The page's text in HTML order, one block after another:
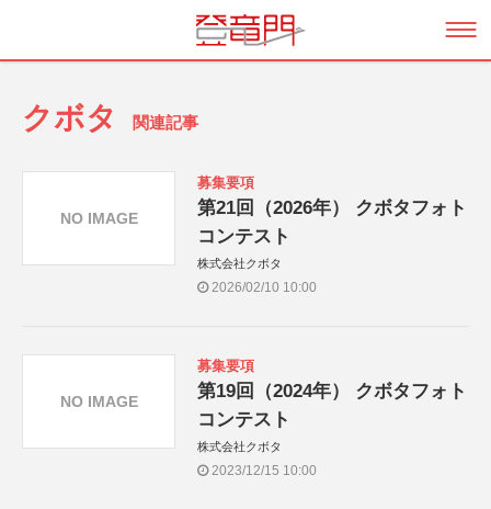
クボタ 関連記事
募集要項
第21回（2026年） クボタフォト
コンテスト
株式会社クボタ
2026/02/10 10:00
NO IMAGE
募集要項
第19回（2024年） クボタフォト
コンテスト
株式会社クボタ
2023/12/15 10:00
NO IMAGE